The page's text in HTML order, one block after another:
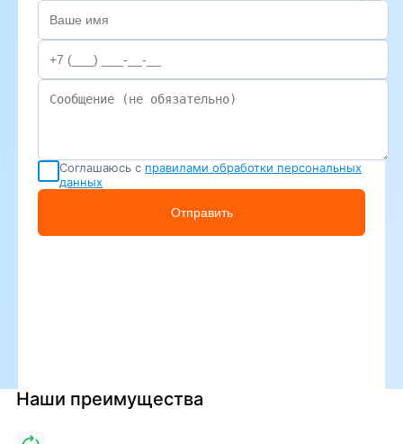
Соглашаюсь с правилами обработки персональных
данных
Отправить
Наши преимущества